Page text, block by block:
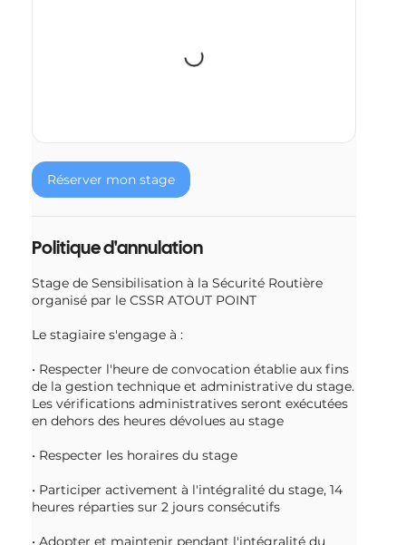
Réserver mon stage
Politique d'annulation
Stage de Sensibilisation à la Sécurité Routière
organisé par le CSSR ATOUT POINT
Le stagiaire s'engage à :
• Respecter l'heure de convocation établie aux fins
de la gestion technique et administrative du stage.
Les vérifications administratives seront exécutées
en dehors des heures dévolues au stage
• Respecter les horaires du stage
• Participer activement à l'intégralité du stage, 14
heures réparties sur 2 jours consécutifs